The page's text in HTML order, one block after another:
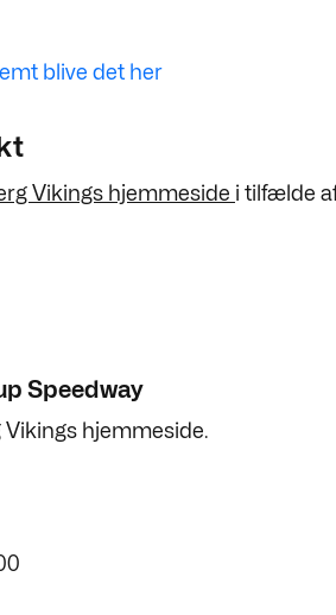
blive det her
Vikings hjemmeside i tilfælde
Speedway
hjemmeside.